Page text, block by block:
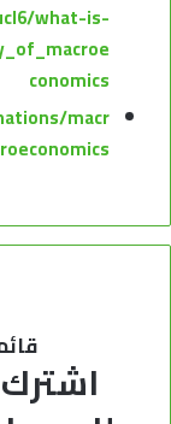
what-is-
conomics
macr